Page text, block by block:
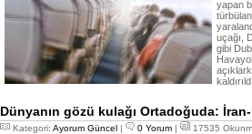
yapan
uçağı,
gibi
Dünyanın gözü kulağı Ortadoğuda:
Kategori: Ayorum Güncel | 0 Yorum | 17535